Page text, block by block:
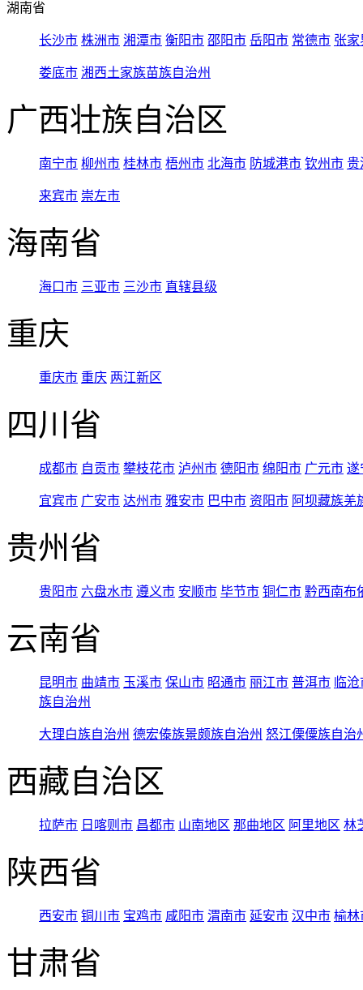
湖南省
长沙市 株洲市 湘潭市 衡阳市 邵阳市 岳阳市 常德市 张家
娄底市 湘西土家族苗族自治州
广西壮族自治区
南宁市 柳州市 桂林市 梧州市 北海市 防城港市 钦州市 贵
来宾市 崇左市
海南省
海口市 三亚市 三沙市 直辖县级
重庆
重庆市 重庆 两江新区
四川省
成都市 自贡市 攀枝花市 泸州市 德阳市 绵阳市 广元市 遂
宜宾市 广安市 达州市 雅安市 巴中市 资阳市 阿坝藏族羌
贵州省
贵阳市 六盘水市 遵义市 安顺市 毕节市 铜仁市 黔西南布
云南省
昆明市 曲靖市 玉溪市 保山市 昭通市 丽江市 普洱市 临
族自治州
大理白族自治州 德宏傣族景颇族自治州 怒江傈僳族自治
西藏自治区
拉萨市 日喀则市 昌都市 山南地区 那曲地区 阿里地区 林
陕西省
西安市 铜川市 宝鸡市 咸阳市 渭南市 延安市 汉中市 榆林
甘肃省